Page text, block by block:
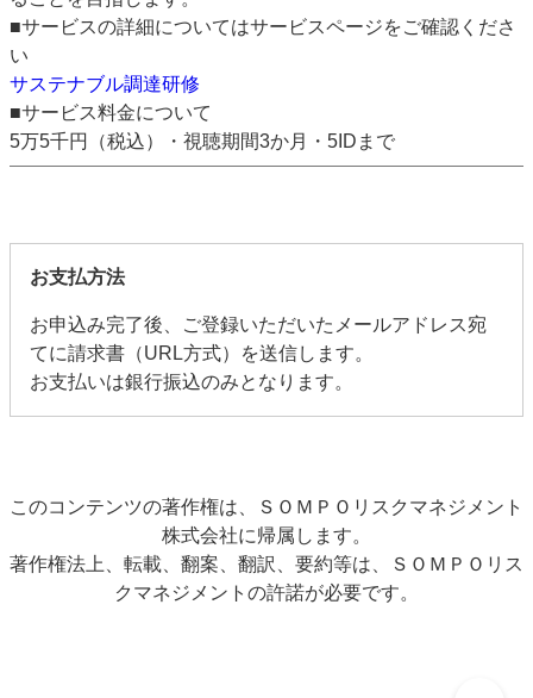
■サービスの詳細についてはサービスページをご確認くださ
い
サステナブル調達研修
■サービス料金について
5万5千円（税込）・視聴期間3か月・5IDまで
お支払方法
お申込み完了後、ご登録いただいたメールアドレス宛
てに請求書（URL方式）を送信します。
お支払いは銀行振込のみとなります。
このコンテンツの著作権は、ＳＯＭＰＯリスクマネジメント
株式会社に帰属します。
著作権法上、転載、翻案、翻訳、要約等は、ＳＯＭＰＯリス
クマネジメントの許諾が必要です。